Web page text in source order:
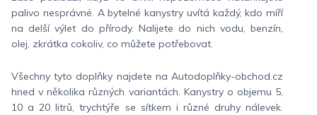
palivo nesprávné. A bytelné kanystry uvítá každý, kdo míří
na delší výlet do přírody. Nalijete do nich vodu, benzín,
olej, zkrátka cokoliv, co můžete potřebovat.
Všechny tyto doplňky najdete na Autodoplňky-obchod.cz
hned v několika různých variantách. Kanystry o objemu 5,
10 a 20 litrů, trychtýře se sítkem i různé druhy nálevek.